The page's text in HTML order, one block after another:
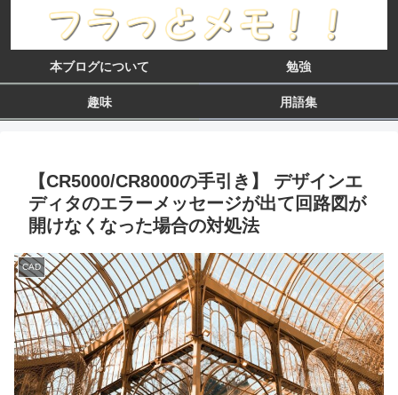
本ブログについて 勉強
趣味 用語集
【CR5000/CR8000の手引き】 デザインエ
ディタのエラーメッセージが出て回路図が
開けなくなった場合の対処法
CAD